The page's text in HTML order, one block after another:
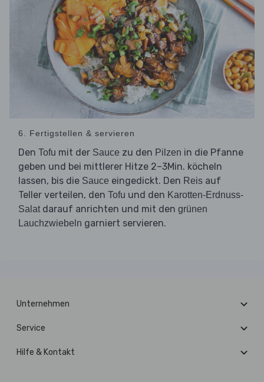
6. Fertigstellen & servieren
Den Tofu mit der Sauce zu den Pilzen in die Pfanne
geben und bei mittlerer Hitze 2–3Min. köcheln
lassen, bis die Sauce eingedickt. Den Reis auf
Teller verteilen, den Tofu und den Karotten-Erdnuss-
Salatdarauf anrichten und mit den grünen
Lauchzwiebeln garniert servieren.
Unternehmen
Service
Hilfe & Kontakt